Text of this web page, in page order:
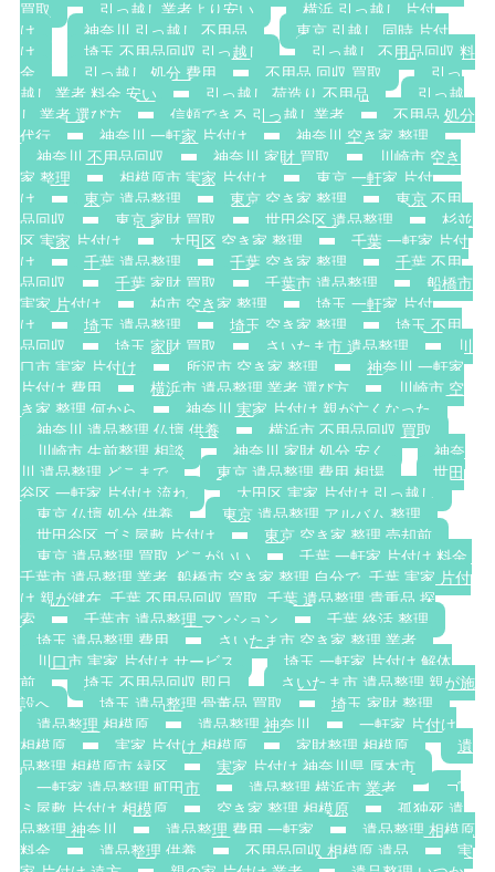
買取
引っ越し業者より安い
横浜 引っ越し 片付
け
神奈川 引っ越し 不用品
東京 引越し 同時 片付
け
埼玉 不用品回収 引っ越し
引っ越し 不用品回収 料
金
引っ越し 処分 費用 不用品 回収 買取
引っ
越し 業者 料金 安い
引っ越し 荷造り 不用品
引っ越
し 業者 選び方
信頼できる 引っ越し業者
不用品 処分
代行
神奈川 一軒家 片付け
神奈川 空き家 整理
神奈川 不用品回収
神奈川 家財 買取
川崎市 空き
家 整理
相模原市 実家 片付け
東京 一軒家 片付
け
東京 遺品整理 東京 空き家 整理
東京 不用
品回収
東京 家財 買取 世田谷区 遺品整理
杉並
区 実家 片付け
大田区 空き家 整理
千葉 一軒家 片付
け
千葉 遺品整理 千葉 空き家 整理
千葉 不用
品回収
千葉 家財 買取 千葉市 遺品整理
船橋市
実家 片付け
柏市 空き家 整理
埼玉 一軒家 片付
け
埼玉 遺品整理 埼玉 空き家 整理
埼玉 不用
品回収
埼玉 家財 買取 さいたま市 遺品整理
川
口市 実家 片付け
所沢市 空き家 整理
神奈川 一軒家
片付け 費用
横浜市 遺品整理 業者 選び方
川崎市 空
き家 整理 何から
神奈川 実家 片付け 親が亡くなった
神奈川 遺品整理 仏壇 供養
横浜市 不用品回収 買取
川崎市 生前整理 相談
神奈川 家財 処分 安く
神奈
川 遺品整理 どこまで
東京 遺品整理 費用 相場
世田
谷区 一軒家 片付け 流れ
大田区 実家 片付け 引っ越し
東京 仏壇 処分 供養
東京 遺品整理 アルバム 整理
世田谷区 ゴミ屋敷 片付け
東京 空き家 整理 売却前
東京 遺品整理 買取 どこがいい
千葉 一軒家 片付け 料金.
千葉市 遺品整理 業者. 船橋市 空き家 整理 自分で. 千葉 実家 片付
け 親が健在. 千葉 不用品回収 買取. 千葉 遺品整理 貴重品 探
索
千葉市 遺品整理 マンション
千葉 終活 整理
埼玉 遺品整理 費用
さいたま市 空き家 整理 業者
川口市 実家 片付け サービス
埼玉 一軒家 片付け 解体
前
埼玉 不用品回収 即日
さいたま市 遺品整理 親が施
設へ
埼玉 遺品整理 骨董品 買取
埼玉 家財 整理
遺品整理 相模原
遺品整理 神奈川
一軒家 片付け
相模原
実家 片付け 相模原 家財整理 相模原
遺
品整理 相模原市 緑区
実家 片付け 神奈川県 厚木市
一軒家 遺品整理 町田市
遺品整理 横浜市 業者
ゴ
ミ屋敷 片付け 相模原
空き家 整理 相模原
孤独死 遺
品整理 神奈川
遺品整理 費用 一軒家
遺品整理 相模原
料金
遺品整理 供養 不用品回収 相模原 遺品
実